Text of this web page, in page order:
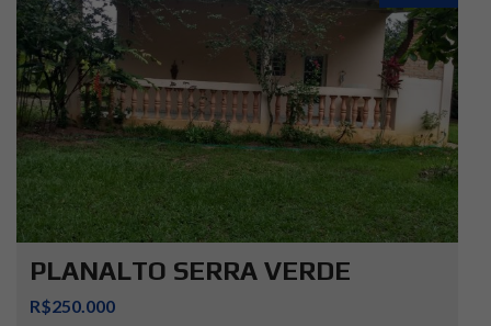
PLANALTO SERRA VERDE
R$250.000